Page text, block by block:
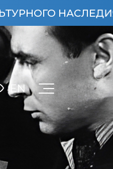
НАСЛЕДИЯ
EN